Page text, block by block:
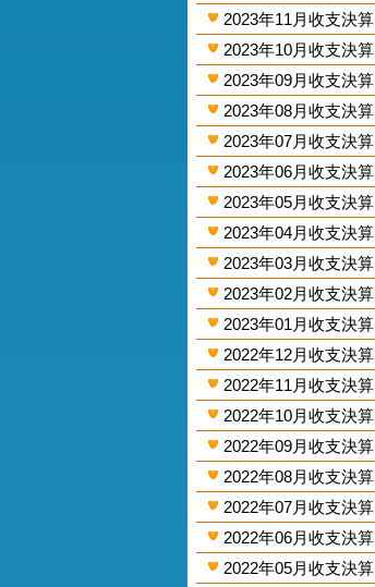
2023年11月收支決算
2023年10月收支決算
2023年09月收支決算
2023年08月收支決算
2023年07月收支決算
2023年06月收支決算
2023年05月收支決算
2023年04月收支決算
2023年03月收支決算
2023年02月收支決算
2023年01月收支決算
2022年12月收支決算
2022年11月收支決算
2022年10月收支決算
2022年09月收支決算
2022年08月收支決算
2022年07月收支決算
2022年06月收支決算
2022年05月收支決算